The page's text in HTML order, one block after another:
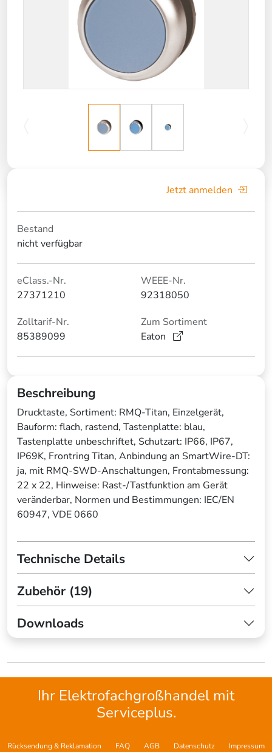
Jetzt anmelden
Bestand
nicht verfügbar
eClass.-Nr.
27371210
WEEE-Nr.
92318050
Zolltarif-Nr.
85389099
Zum Sortiment
Eaton
Beschreibung
Drucktaste, Sortiment: RMQ-Titan, Einzelgerät,
Bauform: flach, rastend, Tastenplatte: blau,
Tastenplatte unbeschriftet, Schutzart: IP66, IP67,
IP69K, Frontring Titan, Anbindung an SmartWire-DT:
ja, mit RMQ-SWD-Anschaltungen, Frontabmessung:
22 x 22, Hinweise: Rast-/Tastfunktion am Gerät
veränderbar, Normen und Bestimmungen: IEC/EN
60947, VDE 0660
Technische Details
Zubehör (19)
Downloads
Ihr Elektrofachgroßhandel mit
Serviceplus.
Rücksendung & Reklamation FAQ AGB Datenschutz Impressum